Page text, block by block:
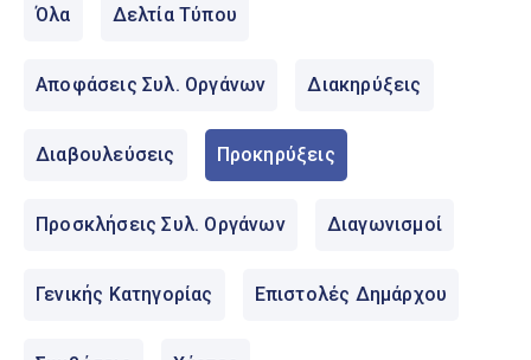
Μητρώο
Όλα Δελτία Τύπου
Αποφάσεις Συλ. Οργάνων Διακηρύξεις
Διαβουλεύσεις Προκηρύξεις
Προσκλήσεις Συλ. Οργάνων Διαγωνισμοί
Γενικής Κατηγορίας Επιστολές Δημάρχου